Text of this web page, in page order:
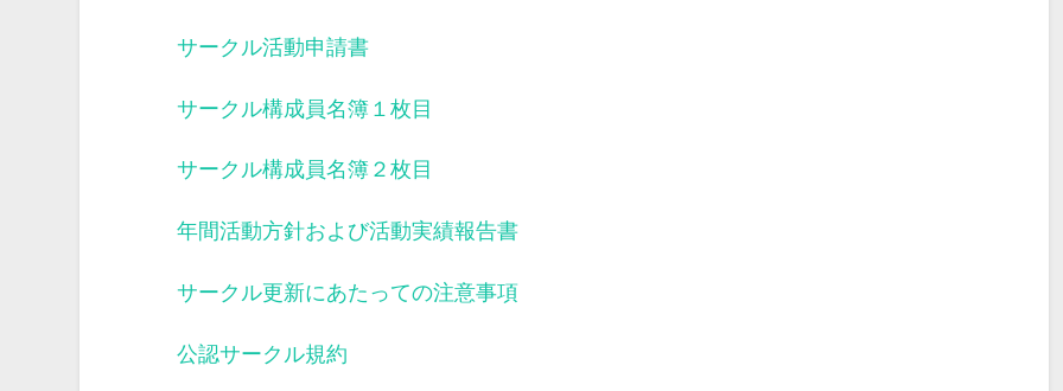
サークル活動申請書
サークル構成員名簿１枚目
サークル構成員名簿２枚目
年間活動方針および活動実績報告書
サークル更新にあたっての注意事項
公認サークル規約